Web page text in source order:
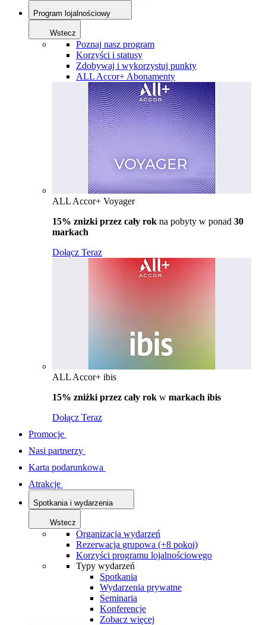
Program lojalnościowy
Wstecz
Poznaj nasz program
Korzyści i statusy
Zdobywaj i wykorzystuj punkty
ALL Accor+ Abonamenty
ALL Accor+ Voyager
15% znizki przez cały rok na pobyty w ponad 30
markach
Dołącz Teraz
ALL Accor+ ibis
15% zniżki przez cały rok w markach ibis
Dołącz Teraz
Promocje
Nasi partnerzy
Karta podarunkowa
Atrakcje
Spotkania i wydarzenia
Wstecz
Organizacja wydarzeń
Rezerwacja grupowa (+8 pokoi)
Korzyści programu lojalnościowego
Typy wydarzeń
Spotkania
Wydarzenia prywatne
Seminaria
Konferencje
Zobacz więcej